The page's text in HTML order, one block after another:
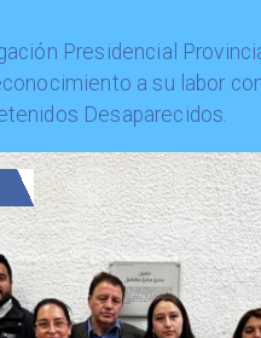
Presidencial
a su labor
Desaparecidos.